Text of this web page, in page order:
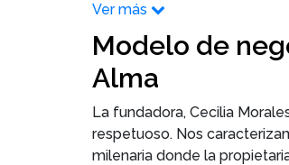
Ver más
Modelo de
Alma
La fundadora, Cecilia
respetuoso. Nos
milenaria donde la